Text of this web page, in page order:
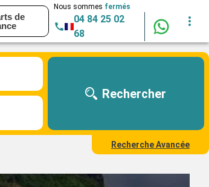
de
Nous sommes fermés
04 84 25 02
68
Rechercher
Recherche Avancée